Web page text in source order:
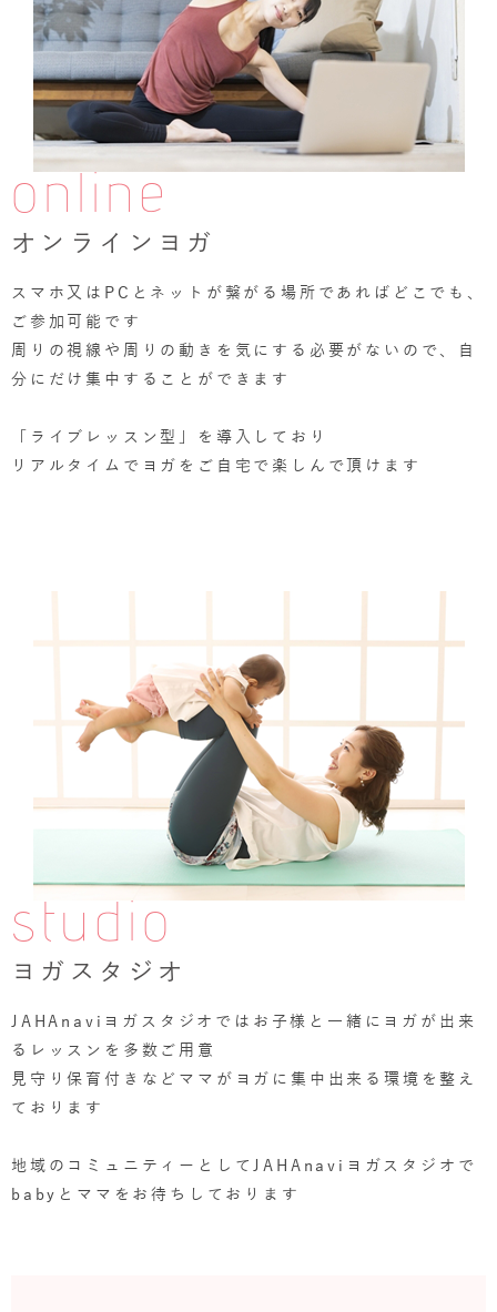
online
オンラインヨガ
スマホ又はPCとネットが繋がる場所であればどこでも、
ご参加可能です
周りの視線や周りの動きを気にする必要がないので、自
分にだけ集中することができます
「ライブレッスン型」を導入しており
リアルタイムでヨガをご自宅で楽しんで頂けます
studio
ヨガスタジオ
JAHAnaviヨガスタジオではお子様と一緒にヨガが出来
るレッスンを多数ご用意
見守り保育付きなどママがヨガに集中出来る環境を整え
ております
地域のコミュニティーとしてJAHAnaviヨガスタジオで
babyとママをお待ちしております